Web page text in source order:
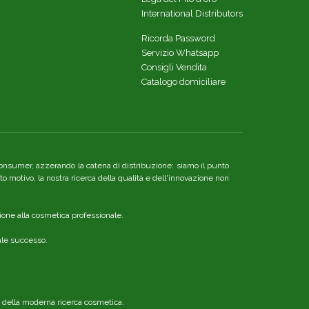
International Distributors
Ricorda Password
Servizio Whatsapp
Consigli Vendita
Catalogo domiciliare
azzerando la catena di distribuzione: siamo il punto
motivo, la nostra ricerca della qualità e dell'innovazione non
alla cosmetica professionale.
successo.
moderna ricerca cosmetica.